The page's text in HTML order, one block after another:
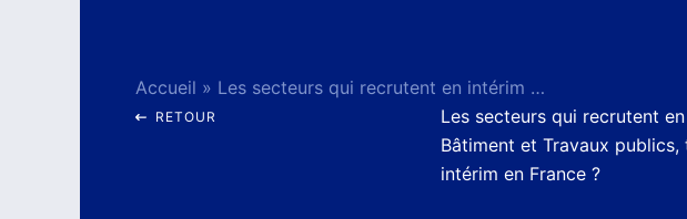
Accueil » Les secteurs qui recrutent en intérim en France
RETOUR
Les secteurs qui recrutent
Bâtiment et Travaux
intérim en France ?